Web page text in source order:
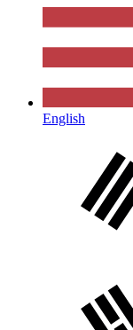
English